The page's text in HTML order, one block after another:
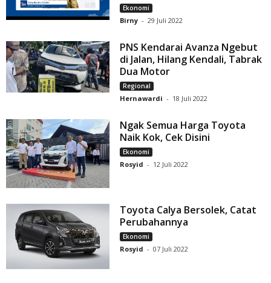
Ekonomi
Birny - 29 Juli 2022
PNS Kendarai Avanza Ngebut
di Jalan, Hilang Kendali, Tabrak
Dua Motor
Regional
Hernawardi - 18 Juli 2022
Ngak Semua Harga Toyota
Naik Kok, Cek Disini
Ekonomi
Rosyid - 12 Juli 2022
Toyota Calya Bersolek, Catat
Perubahannya
Ekonomi
Rosyid - 07 Juli 2022